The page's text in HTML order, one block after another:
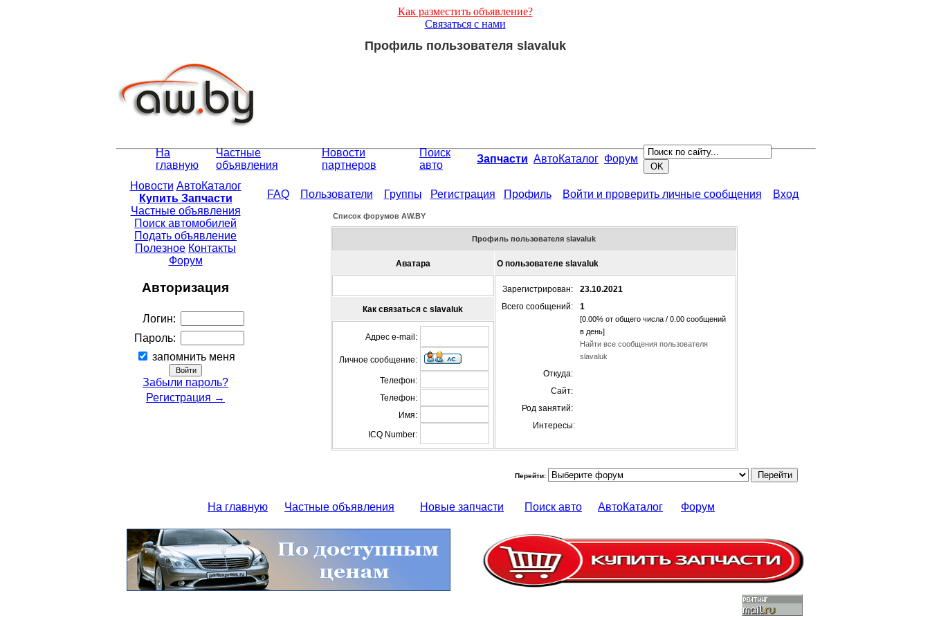
Как разместить объявление?
Связаться с нами
Профиль пользователя slavaluk
На
главную
Частные
объявления
Новости
партнеров
Поиск
авто
Запчасти АвтоКаталог Форум
Новости АвтоКаталог
Купить Запчасти
Частные объявления
Поиск автомобилей
Подать объявление
Полезное Контакты
Форум
Авторизация
Логин:
Пароль:
запомнить меня
Забыли пароль?
Регистрация →
FAQ Пользователи Группы Регистрация Профиль Войти и проверить личные сообщения Вход
Список форумов АW.BY
Профиль пользователя slavaluk
Аватара О пользователе slavaluk
Зарегистрирован:
23.10.2021
Всего сообщений:
1
[0.00% от общего числа / 0.00 сообщений
в день]
Найти все сообщения пользователя
slavaluk
Откуда:
Сайт:
Род занятий:
Интересы:
Как связаться с slavaluk
Адрес e-mail:
Личное сообщение:
Телефон:
Телефон:
Имя:
ICQ Number:
Перейти:
На главную Частные объявления Новые запчасти Поиск авто АвтоКаталог Форум